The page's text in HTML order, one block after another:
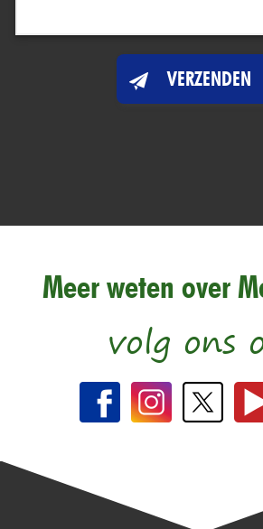
VERZENDEN
Meer weten over
volg ons